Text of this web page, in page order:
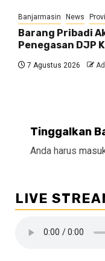
Banjarmasin News
Barang Pribadi
Penegasan DJP
7 Agustus 2026
Tinggalkan
Anda harus
LIVE